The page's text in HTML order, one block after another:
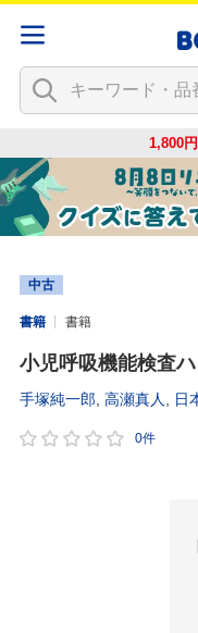
1,800
中古
書籍 書籍
小児呼吸機能検査
手塚純一郎 高瀬真人 日
0件